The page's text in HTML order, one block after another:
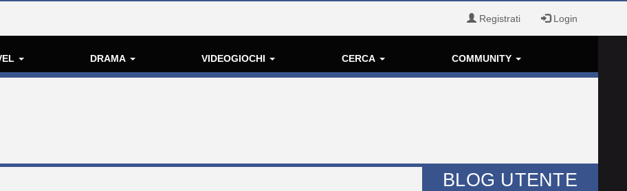
Registrati Login
DRAMA VIDEOGIOCHI CERCA COMMUNITY
BLOG UTENTE